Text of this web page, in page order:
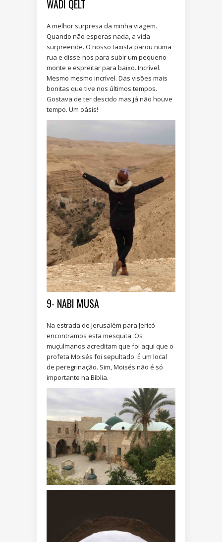
WADI QELT
A melhor surpresa da minha viagem.
Quando não esperas nada, a vida
surpreende. O nosso taxista parou numa
rua e disse-nos para subir um pequeno
monte e espreitar para baixo. Incrível.
Mesmo mesmo incrível. Das visões mais
bonitas que tive nos últimos tempos.
Gostava de ter descido mas já não houve
tempo. Um oásis!
9- NABI MUSA
Na estrada de Jerusalém para Jericó
encontramos esta mesquita. Os
muçulmanos acreditam que foi aqui que o
profeta Moisés foi sepultado. É um local
de peregrinação. Sim, Moisés não é só
importante na Bíblia.